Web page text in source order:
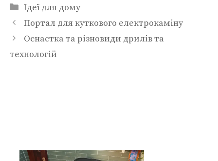
Категорії
Ідеї для дому
Портал для куткового електрокаміну
Оснастка та різновиди дрилів та
технологій